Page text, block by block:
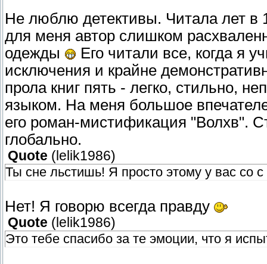
Не люблю детективы. Читала лет в
для меня автор слишком
одежды
Его читали все, когда я
исключения и крайне
прола книг пять - легко, стильно,
языком. На меня большое
его роман-мистификация "Волхв".
глобально.
Quote ( lelik1986)
Ты сне льстишь! Я просто этому у вас со
Нет! Я говорю всегда правду
Quote ( lelik1986)
Это тебе спасибо за те эмоции, что я